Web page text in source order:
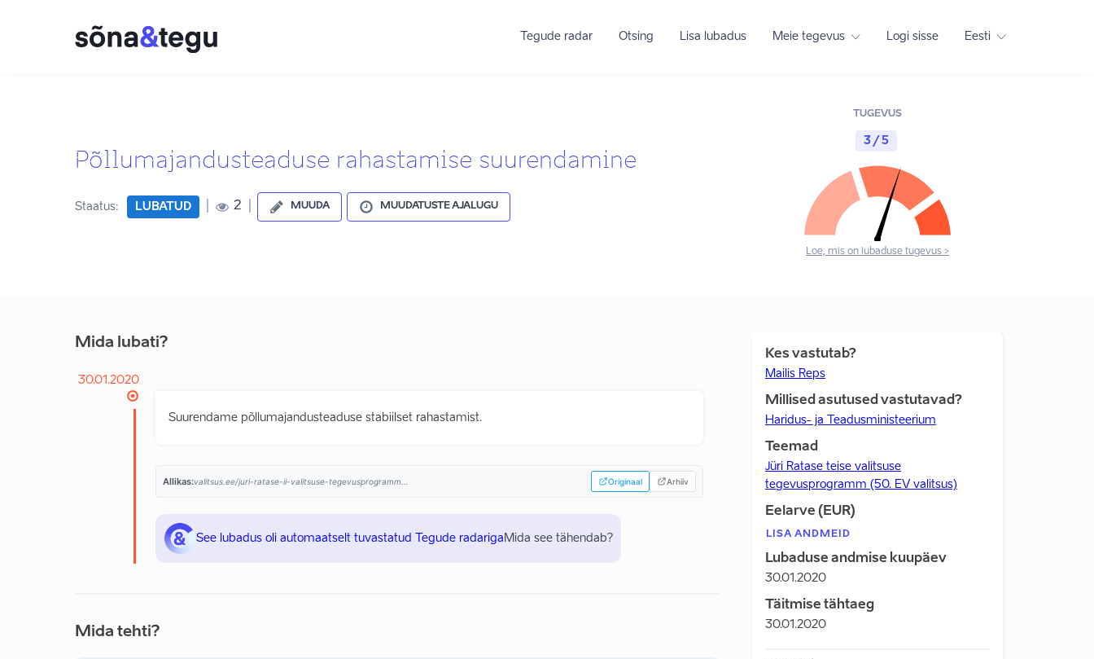
Tegude radar Otsing Lisa lubadus Meie tegevus Logi sisse Eesti
Põllumajandusteaduse rahastamise suurendamine
Staatus: LUBATUD 2 MUUDA MUUDATUSTE AJALUGU
TUGEVUS
3 / 5
Loe, mis on lubaduse tugevus >
Mida lubati?
30.01.2020
Suurendame põllumajandusteaduse stabiilset rahastamist.
Allikas:valitsus.ee/juri-ratase-ii-valitsuse-tegevusprogramm... Originaal Arhiiv
See lubadus oli automaatselt tuvastatud Tegude radariga Mida see tähendab?
Mida tehti?
Kes vastutab?
Mailis Reps
Millised asutused vastutavad?
Haridus- ja Teadusministeerium
Teemad
Jüri Ratase teise valitsuse
tegevusprogramm (50. EV valitsus)
Eelarve (EUR)
LISA ANDMEID
Lubaduse andmise kuupäev
30.01.2020
Täitmise tähtaeg
30.01.2020